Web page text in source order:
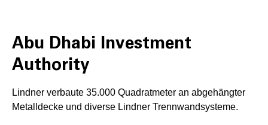
Abu Dhabi Investment
Authority
Lindner verbaute 35.000 Quadratmeter an abgehängter
Metalldecke und diverse Lindner Trennwandsysteme.